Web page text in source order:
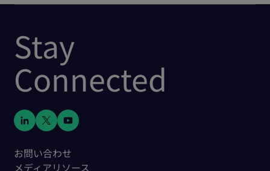
Stay
Connected
お問い合わせ
メディアリソース